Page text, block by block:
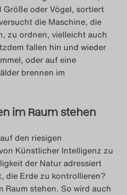
oder Vögel, sortiert
die Maschine, die
zu ordnen, vielleicht auch
fallen hin und wieder
oder auf eine
brennen im
im Raum stehen
den riesigen
Künstlicher Intelligenz zu
der Natur adressiert
die Erde zu kontrollieren?
Raum stehen. So wird auch